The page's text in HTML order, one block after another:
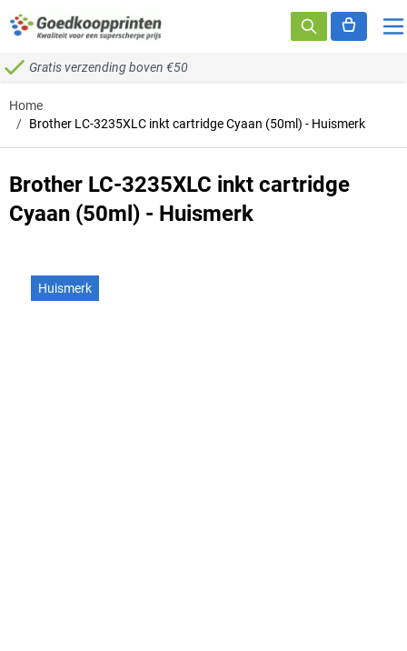
Ga naar de inhoud
Gratis verzending boven €50
Home
/ Brother LC-3235XLC inkt cartridge Cyaan (50ml) - Huismerk
Brother LC-3235XLC inkt cartridge
Cyaan (50ml) - Huismerk
Huismerk